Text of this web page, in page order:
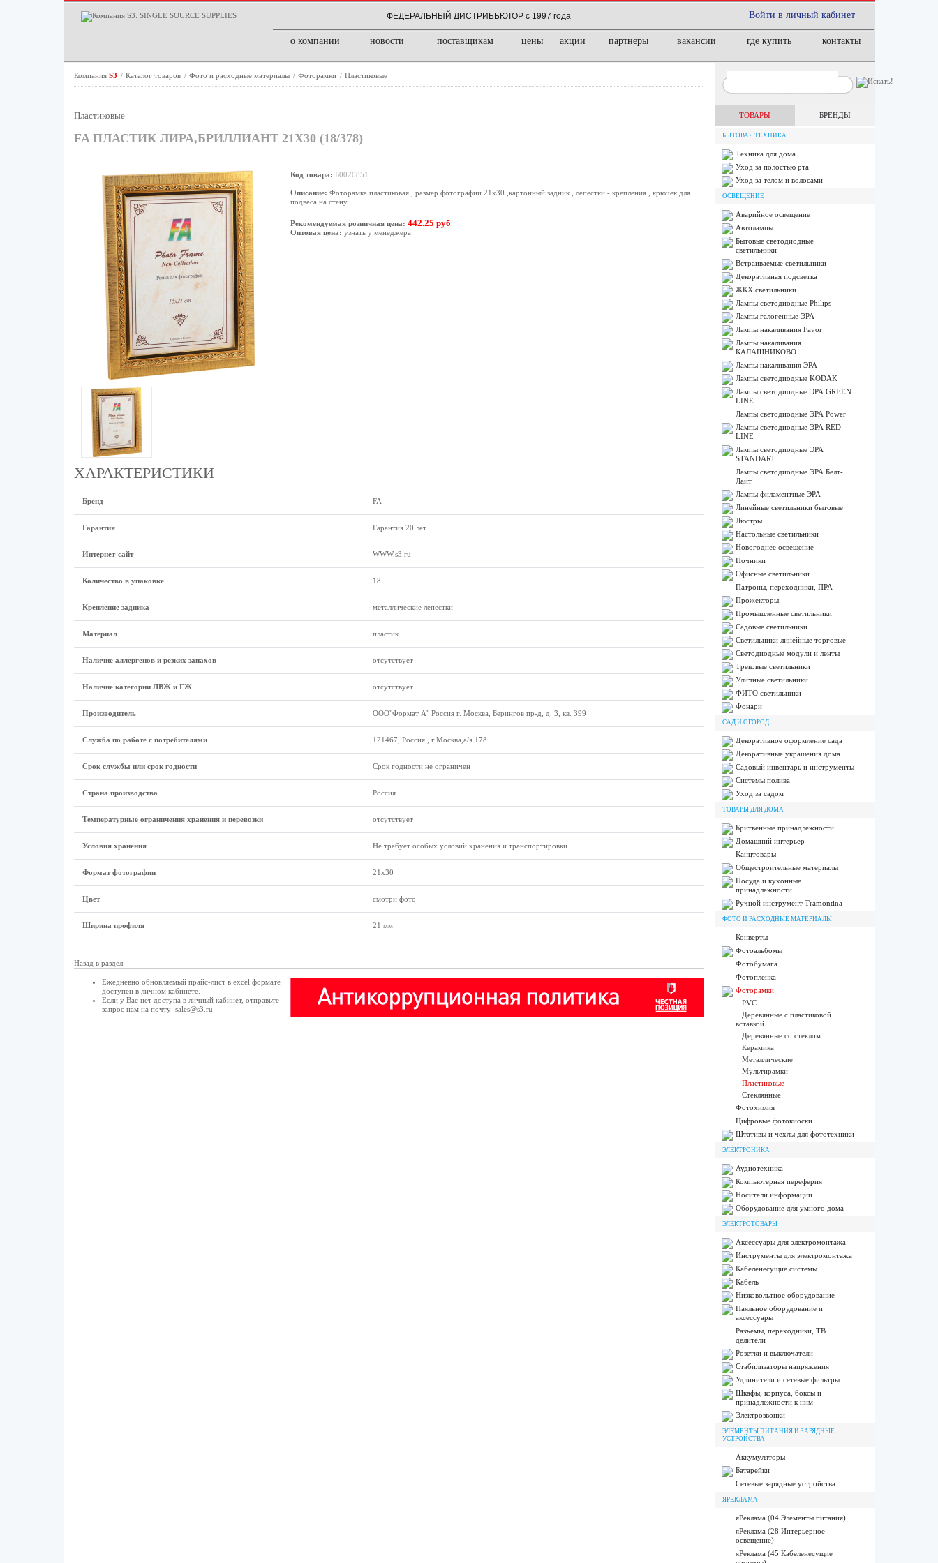
Войти в личный кабинет
ФЕДЕРАЛЬНЫЙ ДИСТРИБЬЮТОР с 1997 года
о компании новости поставщикам цены акции партнеры вакансии где купить контакты
Компания S3 / Каталог товаров / Фото и расходные материалы / Фоторамки / Пластиковые
Пластиковые
FA ПЛАСТИК ЛИРА,БРИЛЛИАНТ 21Х30 (18/378)
Код товара: Б0020851
Описание: Фоторамка пластиковая , размер фотографии 21х30 ,картонный задник , лепестки - крепления , крючек для
подвеса на стену.
Рекомендуемая розничная цена: 442.25 руб
Оптовая цена: узнать у менеджера
ХАРАКТЕРИСТИКИ
Бренд FA
Гарантия Гарантия 20 лет
Интернет-сайт WWW.s3.ru
Количество в упаковке 18
Крепление задника металлические лепестки
Материал пластик
Наличие аллергенов и резких запахов отсутствует
Наличие категории ЛВЖ и ГЖ отсутствует
Производитель ООО"Формат А" Россия г. Москва, Берингов пр-д, д. 3, кв. 399
Служба по работе с потребителями 121467, Россия , г.Москва,а/я 178
Срок службы или срок годности Срок годности не ограничен
Страна производства Россия
Температурные ограничения хранения и перевозки отсутствует
Условия хранения Не требует особых условий хранения и транспортировки
Формат фотографии 21х30
Цвет смотри фото
Ширина профиля 21 мм
Назад в раздел
Ежедневно обновляемый прайс-лист в excel формате
доступен в личном кабинете.
Если у Вас нет доступа в личный кабинет, отправьте
запрос нам на почту: sales@s3.ru
ТОВАРЫ БРЕНДЫ
БЫТОВАЯ ТЕХНИКА
Техника для дома
Уход за полостью рта
Уход за телом и волосами
ОСВЕЩЕНИЕ
Аварийное освещение
Автолампы
Бытовые светодиодные
светильники
Встраиваемые светильники
Декоративная подсветка
ЖКХ светильники
Лампы cветодиодные Philips
Лампы галогенные ЭРА
Лампы накаливания Favor
Лампы накаливания
КАЛАШНИКОВО
Лампы накаливания ЭРА
Лампы светодиодные KODAK
Лампы светодиодные ЭРА GREEN
LINE
Лампы светодиодные ЭРА Power
Лампы светодиодные ЭРА RED
LINE
Лампы светодиодные ЭРА
STANDART
Лампы светодиодные ЭРА Белт-
Лайт
Лампы филаментные ЭРА
Линейные светильники бытовые
Люстры
Настольные светильники
Новогоднее освещение
Ночники
Офисные светильники
Патроны, переходники, ПРА
Прожекторы
Промышленные светильники
Садовые светильники
Светильники линейные торговые
Светодиодные модули и ленты
Трековые светильники
Уличные светильники
ФИТО светильники
Фонари
САД И ОГОРОД
Декоративное оформление сада
Декоративные украшения дома
Садовый инвентарь и инструменты
Системы полива
Уход за садом
ТОВАРЫ ДЛЯ ДОМА
Бритвенные принадлежности
Домашний интерьер
Канцтовары
Общестроительные материалы
Посуда и кухонные
принадлежности
Ручной инструмент Tramontina
ФОТО И РАСХОДНЫЕ МАТЕРИАЛЫ
Конверты
Фотоальбомы
Фотобумага
Фотопленка
Фоторамки
PVC
Деревянные с пластиковой
вставкой
Деревянные со стеклом
Керамика
Металлические
Мультирамки
Пластиковые
Стеклянные
Фотохимия
Цифровые фотокиоски
Штативы и чехлы для фототехники
ЭЛЕКТРОНИКА
Аудиотехника
Компьютерная переферия
Носители информации
Оборудование для умного дома
ЭЛЕКТРОТОВАРЫ
Аксессуары для электромонтажа
Инструменты для электромонтажа
Кабеленесущие системы
Кабель
Низковольтное оборудование
Паяльное оборудование и
аксессуары
Разъёмы, переходники, ТВ
делители
Розетки и выключатели
Стабилизаторы напряжения
Удлинители и сетевые фильтры
Шкафы, корпуса, боксы и
принадлежности к ним
Электрозвонки
ЭЛЕМЕНТЫ ПИТАНИЯ И ЗАРЯДНЫЕ
УСТРОЙСТВА
Аккумуляторы
Батарейки
Сетевые зарядные устройства
ЯРЕКЛАМА
яРеклама (04 Элементы питания)
яРеклама (28 Интерьерное
освещение)
яРеклама (45 Кабеленесущие